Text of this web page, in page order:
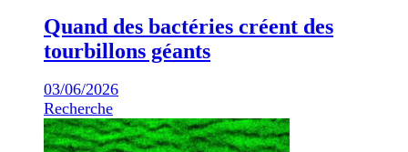
Quand des bactéries créent des
tourbillons géants
03/06/2026
Recherche